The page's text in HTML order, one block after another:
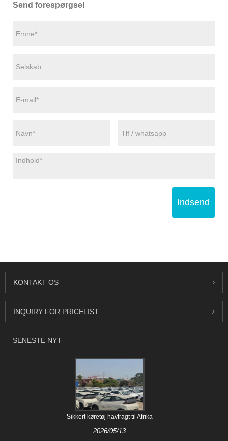
Send forespørgsel
Indsend
KONTAKT OS
INQUIRY FOR PRICELIST
SENESTE NYT
Sikkert køretøj havfragt til Afrika
2026/05/13